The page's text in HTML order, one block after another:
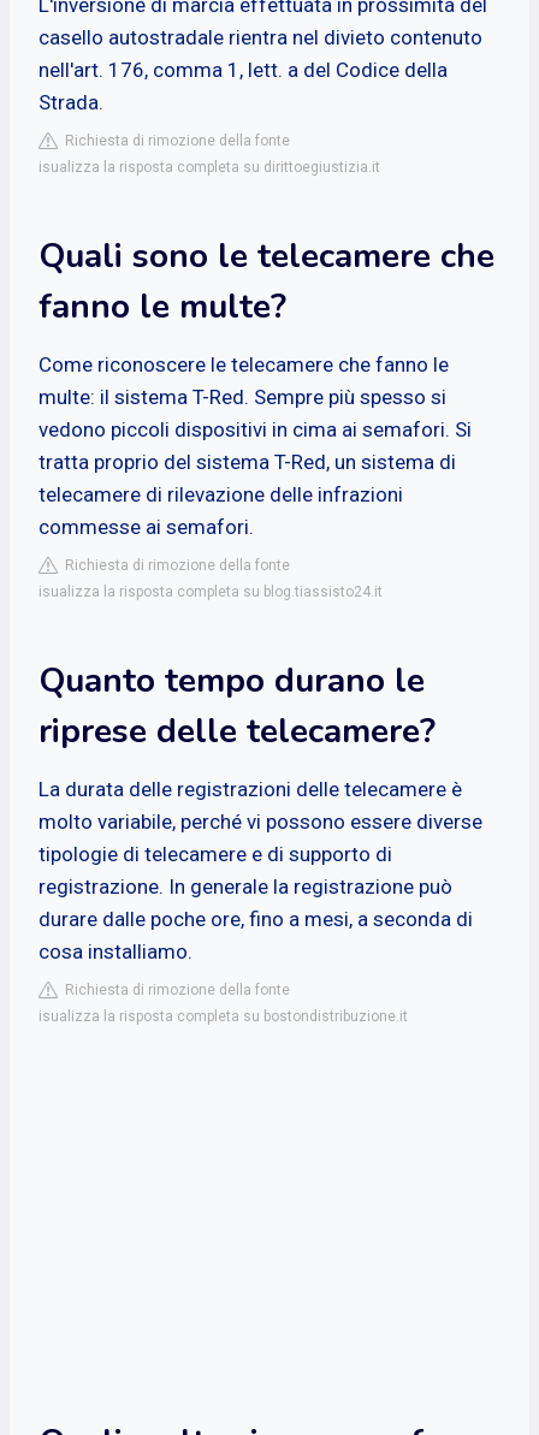
casello autostradale rientra nel divieto contenuto
nell'art. 176, comma 1, lett. a del Codice della
Strada.
Richiesta di rimozione della fonte
isualizza la risposta completa su dirittoegiustizia.it
Quali sono le telecamere che
fanno le multe?
Come riconoscere le telecamere che fanno le
multe: il sistema T-Red. Sempre più spesso si
vedono piccoli dispositivi in cima ai semafori. Si
tratta proprio del sistema T-Red, un sistema di
telecamere di rilevazione delle infrazioni
commesse ai semafori.
Richiesta di rimozione della fonte
isualizza la risposta completa su blog.tiassisto24.it
Quanto tempo durano le
riprese delle telecamere?
La durata delle registrazioni delle telecamere è
molto variabile, perché vi possono essere diverse
tipologie di telecamere e di supporto di
registrazione. In generale la registrazione può
durare dalle poche ore, fino a mesi, a seconda di
cosa installiamo.
Richiesta di rimozione della fonte
isualizza la risposta completa su bostondistribuzione.it